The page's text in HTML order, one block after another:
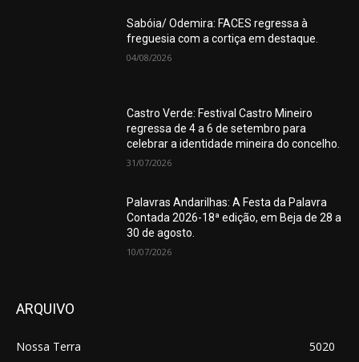
Sabóia/ Odemira: FACES regressa à
freguesia com a cortiça em destaque.
04/08/2026
Castro Verde: Festival Castro Mineiro
regressa de 4 a 6 de setembro para
celebrar a identidade mineira do concelho.
31/07/2026
Palavras Andarilhas: A Festa da Palavra
Contada 2026-18ª edição, em Beja de 28 a
30 de agosto.
10/07/2026
ARQUIVO
Nossa Terra
5020